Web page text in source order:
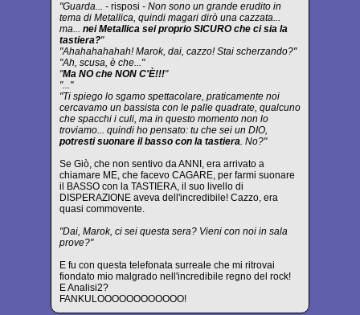
"Guarda... - risposi - Non sono un grande erudito in
tema di Metallica, quindi magari dirò una cazzata...
ma... nei Metallica sei proprio SICURO che ci sia la
tastiera?"
"Ahahahahahah! Marok, dai, cazzo! Stai scherzando?"
"Ah, scusa, è che..."
"Ma NO che NON C'È!!!"
"..."
"Ti spiego lo sgamo spettacolare, praticamente noi
cercavamo un bassista con le palle quadrate, qualcuno
che spacchi i culi, ma in questo momento non lo
troviamo... quindi ho pensato: tu che sei un DIO,
potresti suonare il basso con la tastiera. No?"
Se Giò, che non sentivo da ANNI, era arrivato a
chiamare ME, che facevo CAGARE, per farmi suonare
il BASSO con la TASTIERA, il suo livello di
DISPERAZIONE aveva dell'incredibile! Cazzo, era
quasi commovente.
"Dai, Marok, ci sei questa sera? Vieni con noi in sala
prove?"
E fu con questa telefonata surreale che mi ritrovai
fiondato mio malgrado nell'incredibile regno del rock!
E Analisi2?
FANKULOOOOOOOOOOOO!